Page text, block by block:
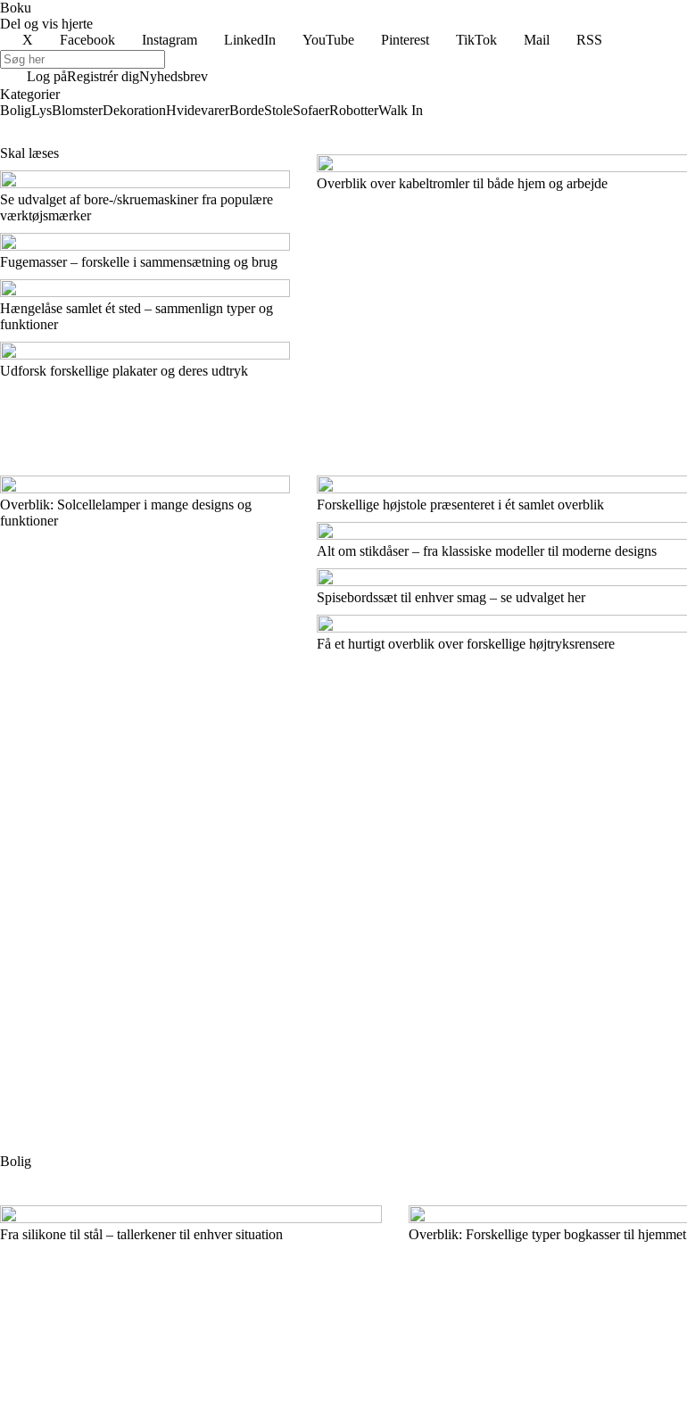
Boku
Del og vis hjerte
X
Facebook Instagram LinkedIn YouTube Pinterest TikTok Mail RSS
Log påRegistrér digNyhedsbrev
Kategorier
BoligLysBlomsterDekorationHvidevarerBordeStoleSofaerRobotterWalk In
Skal læses
Se udvalget af bore-/skruemaskiner fra populære
værktøjsmærker
Fugemasser – forskelle i sammensætning og brug
Hængelåse samlet ét sted – sammenlign typer og
funktioner
Udforsk forskellige plakater og deres udtryk
Overblik over kabeltromler til både hjem og arbejde
Overblik: Solcellelamper i mange designs og
funktioner
Forskellige højstole præsenteret i ét samlet overblik
Alt om stikdåser – fra klassiske modeller til moderne designs
Spisebordssæt til enhver smag – se udvalget her
Få et hurtigt overblik over forskellige højtryksrensere
Bolig
Fra silikone til stål – tallerkener til enhver situation Overblik: Forskellige typer bogkasser til hjemmet